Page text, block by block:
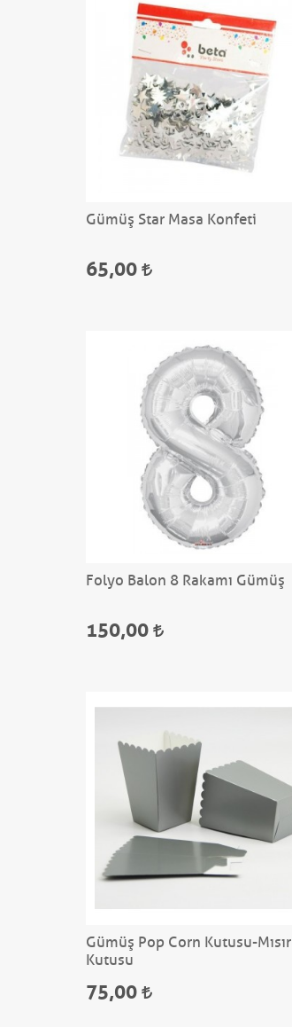
Gümüş Star Masa Konfeti
65,00
Folyo Balon 8 Rakamı Gümüş
150,00
Gümüş Pop Corn Kutusu-Mısır
Kutusu
75,00